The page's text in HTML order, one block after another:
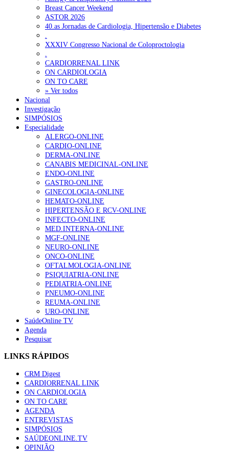
Breast Cancer Weekend
ASTOR 2026
40.as Jornadas de Cardiologia, Hipertensão e Diabetes
.
XXXIV Congresso Nacional de Coloproctologia
.
CARDIORRENAL LINK
ON CARDIOLOGIA
ON TO CARE
» Ver todos
Nacional
Investigação
SIMPÓSIOS
Especialidade
ALERGO-ONLINE
CARDIO-ONLINE
DERMA-ONLINE
CANABIS MEDICINAL-ONLINE
ENDO-ONLINE
GASTRO-ONLINE
GINECOLOGIA-ONLINE
HEMATO-ONLINE
HIPERTENSÃO E RCV-ONLINE
INFECTO-ONLINE
MED.INTERNA-ONLINE
MGF-ONLINE
NEURO-ONLINE
ONCO-ONLINE
OFTALMOLOGIA-ONLINE
PSIQUIATRIA-ONLINE
PEDIATRIA-ONLINE
PNEUMO-ONLINE
REUMA-ONLINE
URO-ONLINE
SaúdeOnline TV
Agenda
Pesquisar
LINKS RÁPIDOS
CRM Digest
CARDIORRENAL LINK
ON CARDIOLOGIA
ON TO CARE
AGENDA
ENTREVISTAS
SIMPÓSIOS
SAÚDEONLINE.TV
OPINIÃO